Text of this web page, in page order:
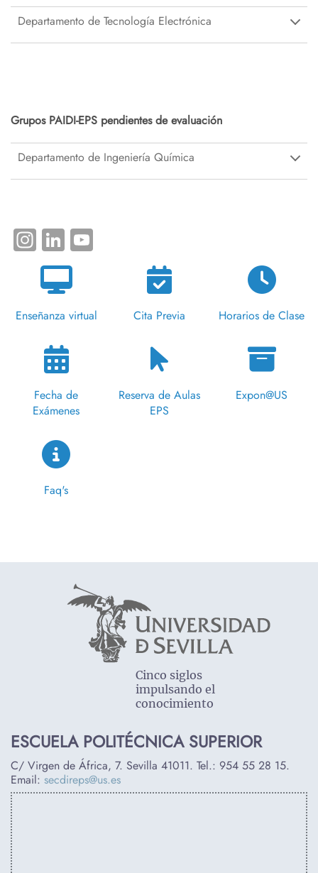
Departamento de Tecnología Electrónica
Grupos PAIDI-EPS pendientes de evaluación
Departamento de Ingeniería Química
Instagram
LinkedIn
Enseñanza virtual Cita Previa Horarios de Clase
Fecha de
Exámenes
Reserva de Aulas
EPS
Expon@US
Faq's
Cinco siglos
impulsando el
conocimiento
ESCUELA POLITÉCNICA SUPERIOR
C/ Virgen de África, 7. Sevilla 41011. Tel.: 954 55 28 15.
Email: secdireps@us.es